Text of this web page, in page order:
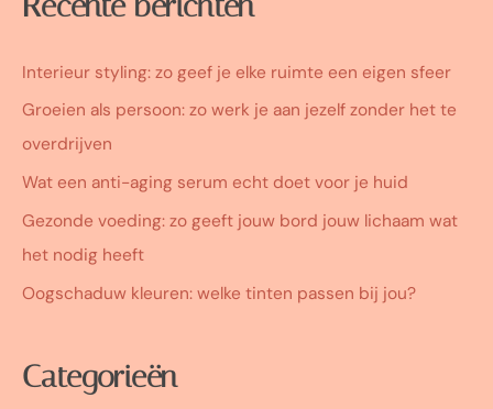
Interieur styling: zo geef je elke ruimte een eigen sfeer
Groeien als persoon: zo werk je aan jezelf zonder het te
overdrijven
Wat een anti-aging serum echt doet voor je huid
Gezonde voeding: zo geeft jouw bord jouw lichaam wat
het nodig heeft
Oogschaduw kleuren: welke tinten passen bij jou?
Categorieën